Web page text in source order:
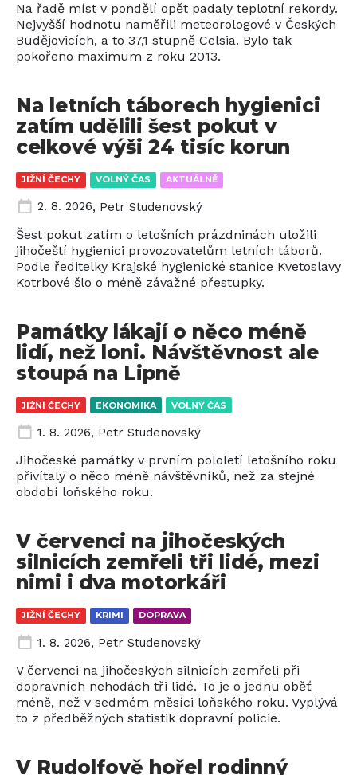
Na řadě míst v pondělí opět padaly teplotní rekordy.
Nejvyšší hodnotu naměřili meteorologové v Českých
Budějovicích, a to 37,1 stupně Celsia. Bylo tak
pokořeno maximum z roku 2013.
JIŽNÍ ČECHY VOLNÝ ČAS AKTUÁLNĚ
Na letních táborech hygienici
zatím udělili šest pokut v
celkové výši 24 tisíc korun
2. 8. 2026, Petr Studenovský
Šest pokut zatím o letošních prázdninách uložili
jihočeští hygienici provozovatelům letních táborů.
Podle ředitelky Krajské hygienické stanice Kvetoslavy
Kotrbové šlo o méně závažné přestupky.
JIŽNÍ ČECHY EKONOMIKA VOLNÝ ČAS
Památky lákají o něco méně
lidí, než loni. Návštěvnost ale
stoupá na Lipně
1. 8. 2026, Petr Studenovský
Jihočeské památky v prvním pololetí letošního roku
přivítaly o něco méně návštěvníků, než za stejné
období loňského roku.
JIŽNÍ ČECHY KRIMI DOPRAVA
V červenci na jihočeských
silnicích zemřeli tři lidé, mezi
nimi i dva motorkáři
1. 8. 2026, Petr Studenovský
V červenci na jihočeských silnicích zemřeli při
dopravních nehodách tři lidé. To je o jednu oběť
méně, než v sedmém měsíci loňského roku. Vyplývá
to z předběžných statistik dopravní policie.
V Rudolfově hořel rodinný